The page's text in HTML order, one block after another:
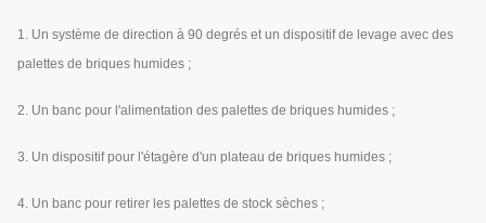
1. Un système de direction à 90 degrés et un dispositif de levage avec des
palettes de briques humides ;
2. Un banc pour l'alimentation des palettes de briques humides ;
3. Un dispositif pour l'étagère d'un plateau de briques humides ;
4. Un banc pour retirer les palettes de stock sèches ;